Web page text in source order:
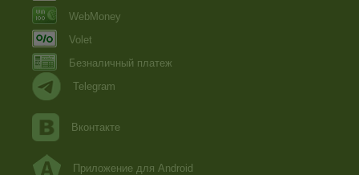
WebMoney
Volet
Безналичный платеж
Telegram
Вконтакте
Приложение для Android